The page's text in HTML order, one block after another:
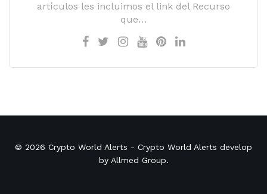
artículos les incluimos el link del Recurso
que…
© 2026 Crypto World Alerts - Crypto World Alerts develop
by Allmed Group.